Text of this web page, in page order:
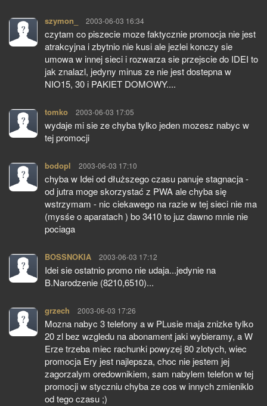
szymon_ pisze:
2003-06-03 16:34
czytam co piszecie moze faktycznie promocja nie jest
atrakcyjna i zbytnio nie kusi ale jezlei konczy sie
umowa w innej sieci i rozwarza sie przejscie do IDEI to
jak znalazl, jedyny minus ze nie jest dostepna w
NIO15, 30 i PAKIET DOMOWY....
tomko pisze:
2003-06-03 17:05
wydaje mi sie ze chyba tylko jeden mozesz nabyc w
tej promocji
bodopl pisze:
2003-06-03 17:10
chyba w Idei od dłuższego czasu panuje stagnacja -
od jutra moge skorzystać z PWA ale chyba się
wstrzymam - nic ciekawego na razie w tej sieci nie ma
(mysśe o aparatach ) bo 3410 to juz dawno mnie nie
pociaga
BOSSNOKIA pisze:
2003-06-03 17:12
Idei sie ostatnio promo nie udaja...jedynie na
B.Narodzenie (8210,6510)...
grzech pisze:
2003-06-03 17:26
Mozna nabyc 3 telefony a w PLusie maja znizke tylko
20 zl bez wzgledu na abonament jaki wybieramy, a W
Erze trzeba miec rachunki powyzej 80 zlotych, wiec
promocja Ery jest najlepsza, choc nie jestem jej
zagorzalym oredownikiem, sam nabylem telefon w tej
promocji w styczniu chyba ze cos w innych zmieniklo
od tego czasu ;)